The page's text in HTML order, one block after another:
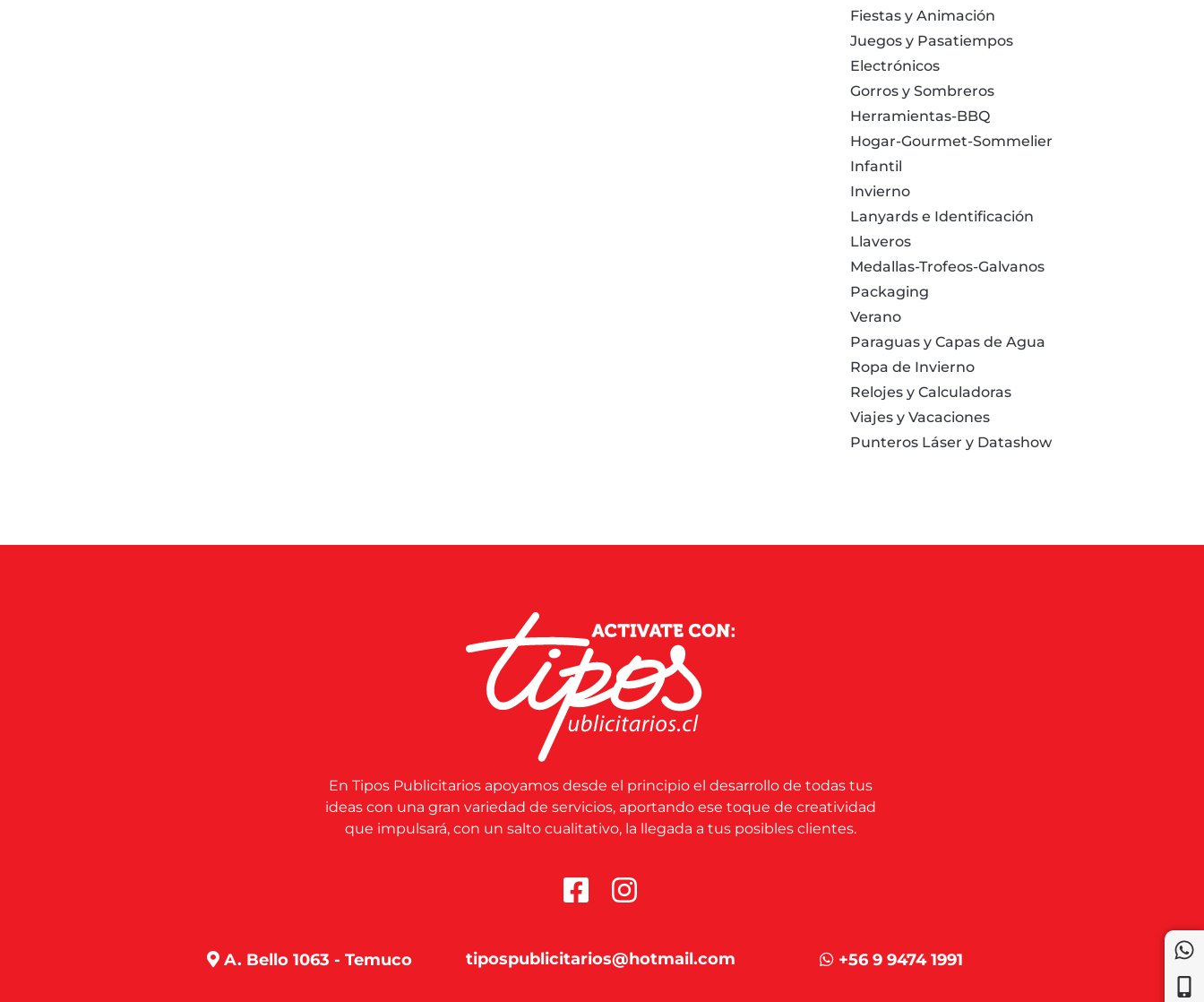
Fiestas y Animación
Juegos y Pasatiempos
Electrónicos
Gorros y Sombreros
Herramientas-BBQ
Hogar-Gourmet-Sommelier
Infantil
Invierno
Lanyards e Identificación
Llaveros
Medallas-Trofeos-Galvanos
Packaging
Verano
Paraguas y Capas de Agua
Ropa de Invierno
Relojes y Calculadoras
Viajes y Vacaciones
Punteros Láser y Datashow
En Tipos Publicitarios apoyamos desde el principio el desarrollo de todas tus
ideas con una gran variedad de servicios, aportando ese toque de creatividad
que impulsará, con un salto cualitativo, la llegada a tus posibles clientes.
A. Bello 1063 - Temuco tipospublicitarios@hotmail.com +56 9 9474 1991